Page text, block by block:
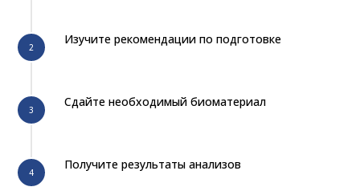
Изучите рекомендации по подготовке
Сдайте необходимый биоматериал
Получите результаты анализов